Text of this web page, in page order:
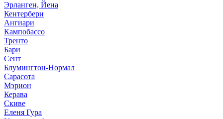
Эрланген, Йена
Кентербери
Ангиари
Кампобассо
Тренто
Бари
Сент
Блумингтон-Нормал
Сарасота
Мэрион
Керава
Скиве
Еленя Гура